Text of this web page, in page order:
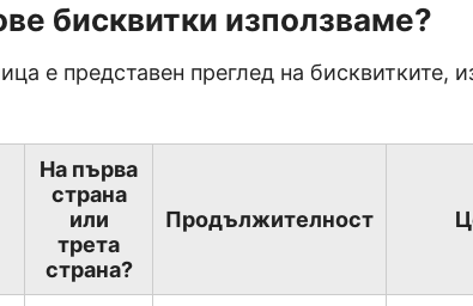
бисквитки използваме?
е представен преглед на бисквитките,
На първа
страна
или
трета
страна?
Продължителност